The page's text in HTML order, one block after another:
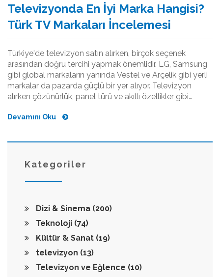
Televizyonda En İyi Marka Hangisi?
Türk TV Markaları İncelemesi
Türkiye'de televizyon satın alırken, birçok seçenek
arasından doğru tercihi yapmak önemlidir. LG, Samsung
gibi global markaların yanında Vestel ve Arçelik gibi yerli
markalar da pazarda güçlü bir yer alıyor. Televizyon
alırken çözünürlük, panel türü ve akıllı özellikler gibi
televizyon markalarını karşılaştırarak, kullanıcılar için
Ayrıca, bütçenize ve ihtiyaçlarınıza en uygun model
Devamını Oku
Kategoriler
Dizi & Sinema (200)
Teknoloji (74)
Kültür & Sanat (19)
televizyon (13)
Televizyon ve Eğlence (10)